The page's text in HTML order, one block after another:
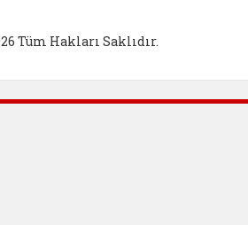
Tüm Hakları Saklıdır.